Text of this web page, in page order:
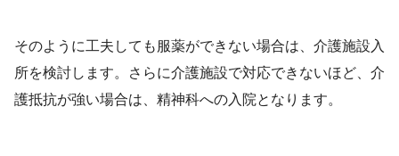
そのように工夫しても服薬ができない場合は、介護施設入
所を検討します。さらに介護施設で対応できないほど、介
護抵抗が強い場合は、精神科への入院となります。